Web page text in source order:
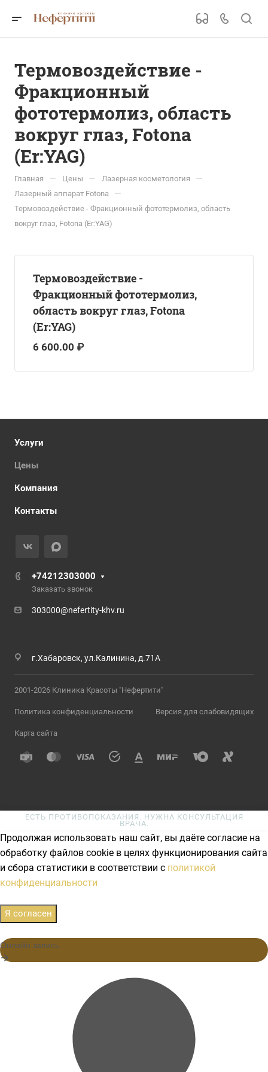
Термовоздействие -
Фракционный
фототермолиз, область
вокруг глаз, Fotona
(Er:YAG)
Главная — Цены — Лазерная косметология —
Лазерный аппарат Fotona —
Термовоздействие - Фракционный фототермолиз, область
вокруг глаз, Fotona (Er:YAG)
Термовоздействие -
Фракционный фототермолиз,
область вокруг глаз, Fotona
(Er:YAG)
6 600.00 ₽
Услуги
Цены
Компания
Контакты
+74212303000
Заказать звонок
303000@nefertity-khv.ru
г.Хабаровск, ул.Калинина, д.71А
2001-2026 Клиника Красоты "Нефертити"
Политика конфиденциальности Версия для слабовидящих
Карта сайта
ЕСТЬ ПРОТИВОПОКАЗАНИЯ. НУЖНА КОНСУЛЬТАЦИЯ
ВРАЧА.
Продолжая использовать наш сайт, вы даёте согласие на
обработку файлов cookie в целях функционирования сайта
и сбора статистики в соответствии с политикой
конфиденциальности
Я согласен